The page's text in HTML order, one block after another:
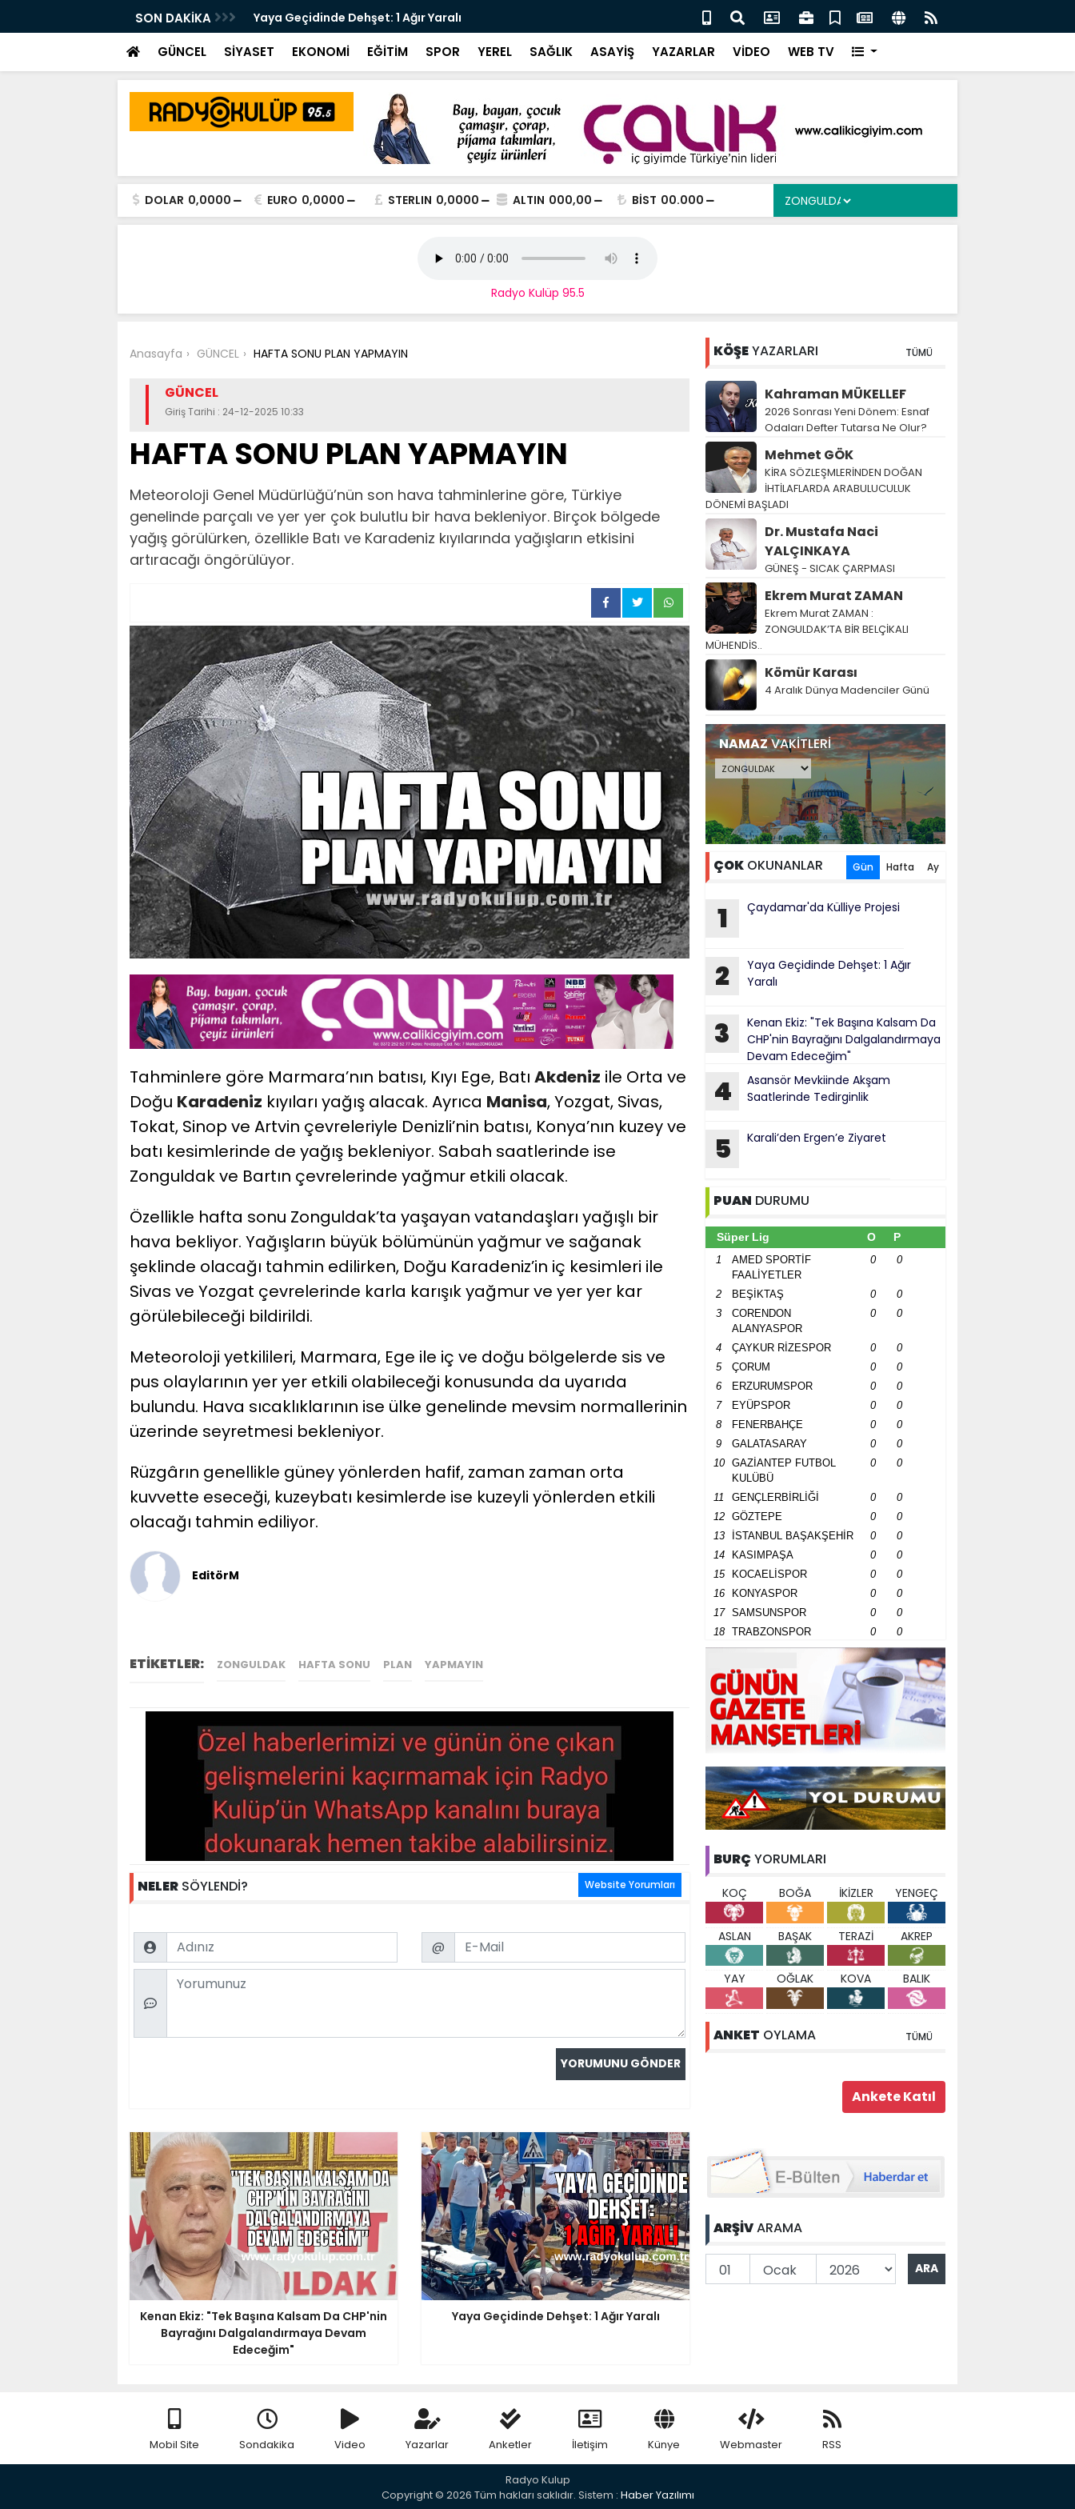
SON DAKİKA
Da CHP'nin Bayrağını
Yaya Geçidinde Dehşet: 1 Ağır Yaralı Karali’den Ergen’e Ziyaret
GÜNCEL SİYASET EKONOMİ EĞİTİM SPOR YEREL SAĞLIK ASAYİŞ YAZARLAR VİDEO WEB TV
DOLAR 0,0000 EURO 0,0000 STERLIN 0,0000 ALTIN 000,00 BİST 00.000
Radyo Kulüp 95.5
Anasayfa GÜNCEL HAFTA SONU PLAN YAPMAYIN
GÜNCEL
Giriş Tarihi : 24-12-2025 10:33
HAFTA SONU PLAN YAPMAYIN
Meteoroloji Genel Müdürlüğü’nün son hava tahminlerine göre, Türkiye
genelinde parçalı ve yer yer çok bulutlu bir hava bekleniyor. Birçok bölgede
yağış görülürken, özellikle Batı ve Karadeniz kıyılarında yağışların etkisini
artıracağı öngörülüyor.
Tahminlere göre Marmara’nın batısı, Kıyı Ege, Batı Akdeniz ile Orta ve
Doğu Karadeniz kıyıları yağış alacak. Ayrıca Manisa, Yozgat, Sivas,
Tokat, Sinop ve Artvin çevreleriyle Denizli’nin batısı, Konya’nın kuzey ve
batı kesimlerinde de yağış bekleniyor. Sabah saatlerinde ise
Zonguldak ve Bartın çevrelerinde yağmur etkili olacak.
Özellikle hafta sonu Zonguldak’ta yaşayan vatandaşları yağışlı bir
hava bekliyor. Yağışların büyük bölümünün yağmur ve sağanak
şeklinde olacağı tahmin edilirken, Doğu Karadeniz’in iç kesimleri ile
Sivas ve Yozgat çevrelerinde karla karışık yağmur ve yer yer kar
görülebileceği bildirildi.
Meteoroloji yetkilileri, Marmara, Ege ile iç ve doğu bölgelerde sis ve
pus olaylarının yer yer etkili olabileceği konusunda da uyarıda
bulundu. Hava sıcaklıklarının ise ülke genelinde mevsim normallerinin
üzerinde seyretmesi bekleniyor.
Rüzgârın genellikle güney yönlerden hafif, zaman zaman orta
kuvvette eseceği, kuzeybatı kesimlerde ise kuzeyli yönlerden etkili
olacağı tahmin ediliyor.
EditörM
ETİKETLER: ZONGULDAK HAFTA SONU PLAN YAPMAYIN
NELER SÖYLENDİ? Website Yorumları
Name Email
@
Comment
Kenan Ekiz: "Tek Başına Kalsam Da CHP'nin
Bayrağını Dalgalandırmaya Devam
Edeceğim"
Yaya Geçidinde Dehşet: 1 Ağır Yaralı
KÖŞEYAZARLARI TÜMÜ
Kahraman MÜKELLEF
2026 Sonrası Yeni Dönem: Esnaf
Odaları Defter Tutarsa Ne Olur?
Mehmet GÖK
KİRA SÖZLEŞMLERİNDEN DOĞAN
İHTİLAFLARDA ARABULUCULUK
DÖNEMİ BAŞLADI
Dr. Mustafa Naci
YALÇINKAYA
GÜNEŞ - SICAK ÇARPMASI
Ekrem Murat ZAMAN
Ekrem Murat ZAMAN :
ZONGULDAK’TA BİR BELÇİKALI
MÜHENDİS..
Kömür Karası
4 Aralık Dünya Madenciler Günü
NAMAZVAKİTLERİ
ÇOK OKUNANLAR Gün Hafta Ay
1 Çaydamar'da Külliye Projesi
2
Yaya Geçidinde Dehşet: 1 Ağır
Yaralı
3
Kenan Ekiz: "Tek Başına Kalsam Da
CHP'nin Bayrağını Dalgalandırmaya
Devam Edeceğim"
4
​Asansör Mevkiinde Akşam
Saatlerinde Tedirginlik
5 Karali’den Ergen’e Ziyaret
PUAN DURUMU
Süper Lig O P
1
AMED SPORTİF
FAALİYETLER
0 0
2 BEŞİKTAŞ 0
0
3
CORENDON
ALANYASPOR
0 0
4 ÇAYKUR RİZESPOR 0
0
5
ÇORUM 0
0
6
ERZURUMSPOR 0
0
7
EYÜPSPOR 0
0
8
FENERBAHÇE 0
0
9
GALATASARAY 0
0
10
GAZİANTEP FUTBOL
KULÜBÜ
0 0
11 GENÇLERBİRLİĞİ 0
0
12
GÖZTEPE 0
0
13
İSTANBUL BAŞAKŞEHİR 0
0
14
KASIMPAŞA 0
0
15
KOCAELİSPOR 0
0
16
KONYASPOR 0
0
17
SAMSUNSPOR 0
0
18
TRABZONSPOR 0 0
BURÇ YORUMLARI
KOÇ BOĞA İKİZLER YENGEÇ
ASLAN BAŞAK TERAZİ AKREP
YAY OĞLAK KOVA BALIK
ANKET OYLAMA TÜMÜ
ARŞİVARAMA
Mobil Site Sondakika Video Yazarlar Anketler İletişim Künye Webmaster RSS
Radyo Kulup
Copyright © 2026 Tüm hakları saklıdır. Sistem : Haber Yazılımı